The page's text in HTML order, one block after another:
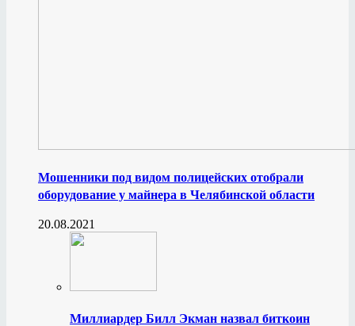
Мошенники под видом полицейских отобрали
оборудование у майнера в Челябинской области
20.08.2021
Миллиардер Билл Экман назвал биткоин